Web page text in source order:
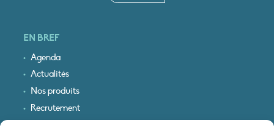
EN BREF
Agenda
Actualités
Nos produits
Recrutement